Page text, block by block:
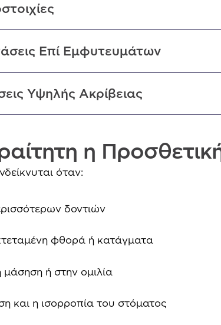
Επί Εμφυτευμάτων
Υψηλής Ακρίβειας
η
όταν:
δοντιών
φθορά ή κατάγματα
μάσηση ή στην ομιλία
και η ισορροπία του στόματος